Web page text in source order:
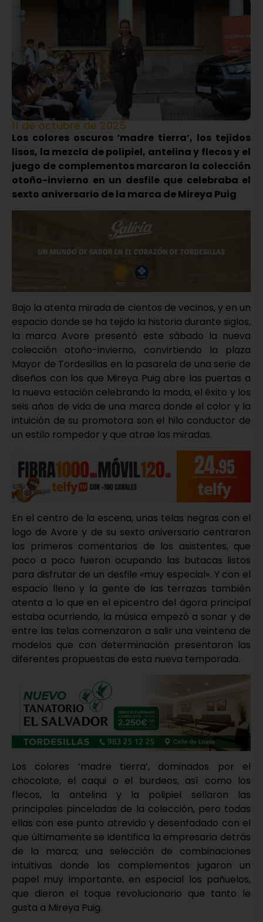
11 de octubre de 2025
Los colores oscuros ‘madre tierra’, los tejidos
lisos, la mezcla de polipiel, antelina y flecos y el
juego de complementos marcaron la colección
otoño-invierno en un desfile que celebraba el
sexto aniversario de la marca de Mireya Puig
Bajo la atenta mirada de cientos de vecinos, y en un
espacio donde se ha tejido la historia durante siglos,
la marca Avore presentó este sábado la nueva
colección otoño-invierno, convirtiendo la plaza
Mayor de Tordesillas en la pasarela de una serie de
diseños con los que Mireya Puig abre las puertas a
la nueva estación celebrando la moda, el éxito y los
seis años de vida de una marca donde el color y la
intuición de su promotora son el hilo conductor de
un estilo rompedor y que atrae las miradas.
En el centro de la escena, unas telas negras con el
logo de Avore y de su sexto aniversario centraron
los primeros comentarios de los asistentes, que
poco a poco fueron ocupando las butacas listos
para disfrutar de un desfile «muy especial». Y con el
espacio lleno y la gente de las terrazas también
atenta a lo que en el epicentro del ágora principal
estaba ocurriendo, la música empezó a sonar y de
entre las telas comenzaron a salir una veintena de
modelos que con determinación presentaron las
diferentes propuestas de esta nueva temporada.
Los colores ‘madre tierra’, dominados por el
chocolate, el caqui o el burdeos, así como los
flecos, la antelina y la polipiel sellaron las
principales pinceladas de la colección, pero todas
ellas con ese punto atrevido y desenfadado con el
que últimamente se identifica la empresaria detrás
de la marca; una selección de combinaciones
intuitivas donde los complementos jugaron un
papel muy importante, en especial los pañuelos,
que dieron el toque revolucionario que tanto le
gusta a Mireya Puig.